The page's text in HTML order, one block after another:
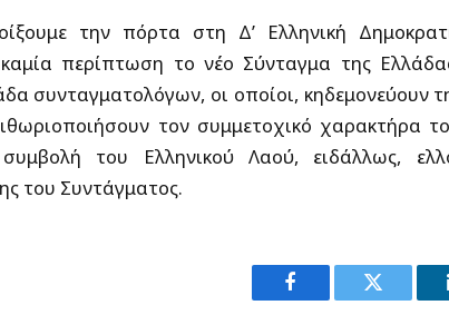
την πόρτα στη Δ’ Ελληνική
περίπτωση το νέο Σύνταγμα της
συνταγματολόγων, οι οποίοι, κηδεμονεύουν
τον συμμετοχικό χαρακτήρα
του Ελληνικού Λαού, ειδάλλως,
του Συντάγματος.
Facebook Twitter